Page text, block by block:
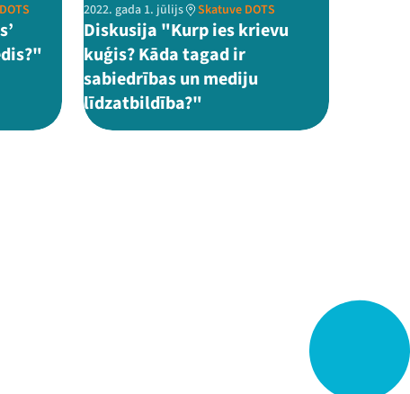
2022. gada 1. jūlijs Skatuve DOTS
Diskusija "Kurp ies krievu
kuģis? Kāda tagad ir
sabiedrības un mediju
līdzatbildība?"